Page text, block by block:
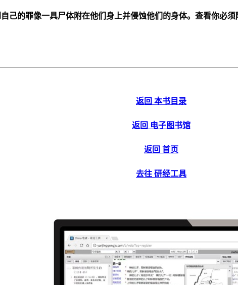
己的罪像一具尸体附在他们身上并侵蚀他们的身体。查看你必
返回 本书目录
返回 电子图书馆
返回 首页
去往 研经工具